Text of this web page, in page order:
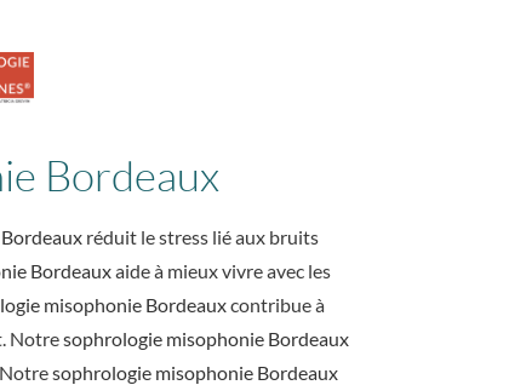
Bordeaux
réduit le stress lié aux bruits
Bordeauxaide à mieux vivre avec les
misophonie Bordeauxcontribue à
Notresophrologie misophonie Bordeaux
sophrologie misophonie Bordeaux